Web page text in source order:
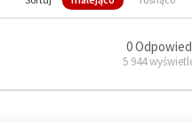
0
5 944